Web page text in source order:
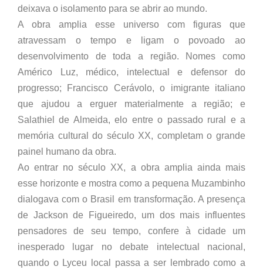
deixava o isolamento para se abrir ao mundo.
A obra amplia esse universo com figuras que
atravessam o tempo e ligam o povoado ao
desenvolvimento de toda a região. Nomes como
Américo Luz, médico, intelectual e defensor do
progresso; Francisco Cerávolo, o imigrante italiano
que ajudou a erguer materialmente a região; e
Salathiel de Almeida, elo entre o passado rural e a
memória cultural do século XX, completam o grande
painel humano da obra.
Ao entrar no século XX, a obra amplia ainda mais
esse horizonte e mostra como a pequena Muzambinho
dialogava com o Brasil em transformação. A presença
de Jackson de Figueiredo, um dos mais influentes
pensadores de seu tempo, confere à cidade um
inesperado lugar no debate intelectual nacional,
quando o Lyceu local passa a ser lembrado como a